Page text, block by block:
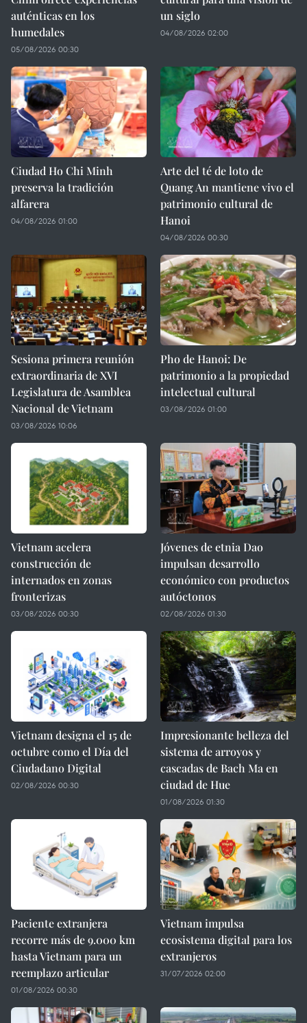
auténticas en los
humedales
05/08/2026 00:30
un siglo
04/08/2026 02:00
Ciudad Ho Chi Minh
preserva la tradición
alfarera
04/08/2026 01:00
Arte del té de loto de
Quang An mantiene vivo el
patrimonio cultural de
Hanoi
04/08/2026 00:30
Sesiona primera reunión
extraordinaria de XVI
Legislatura de Asamblea
Nacional de Vietnam
03/08/2026 10:06
Pho de Hanoi: De
patrimonio a la propiedad
intelectual cultural
03/08/2026 01:00
Vietnam acelera
construcción de
internados en zonas
fronterizas
03/08/2026 00:30
Jóvenes de etnia Dao
impulsan desarrollo
económico con productos
autóctonos
02/08/2026 01:30
Vietnam designa el 15 de
octubre como el Día del
Ciudadano Digital
02/08/2026 00:30
Impresionante belleza del
sistema de arroyos y
cascadas de Bach Ma en
ciudad de Hue
01/08/2026 01:30
Paciente extranjera
recorre más de 9.000 km
hasta Vietnam para un
reemplazo articular
01/08/2026 00:30
Vietnam impulsa
ecosistema digital para los
extranjeros
31/07/2026 02:00